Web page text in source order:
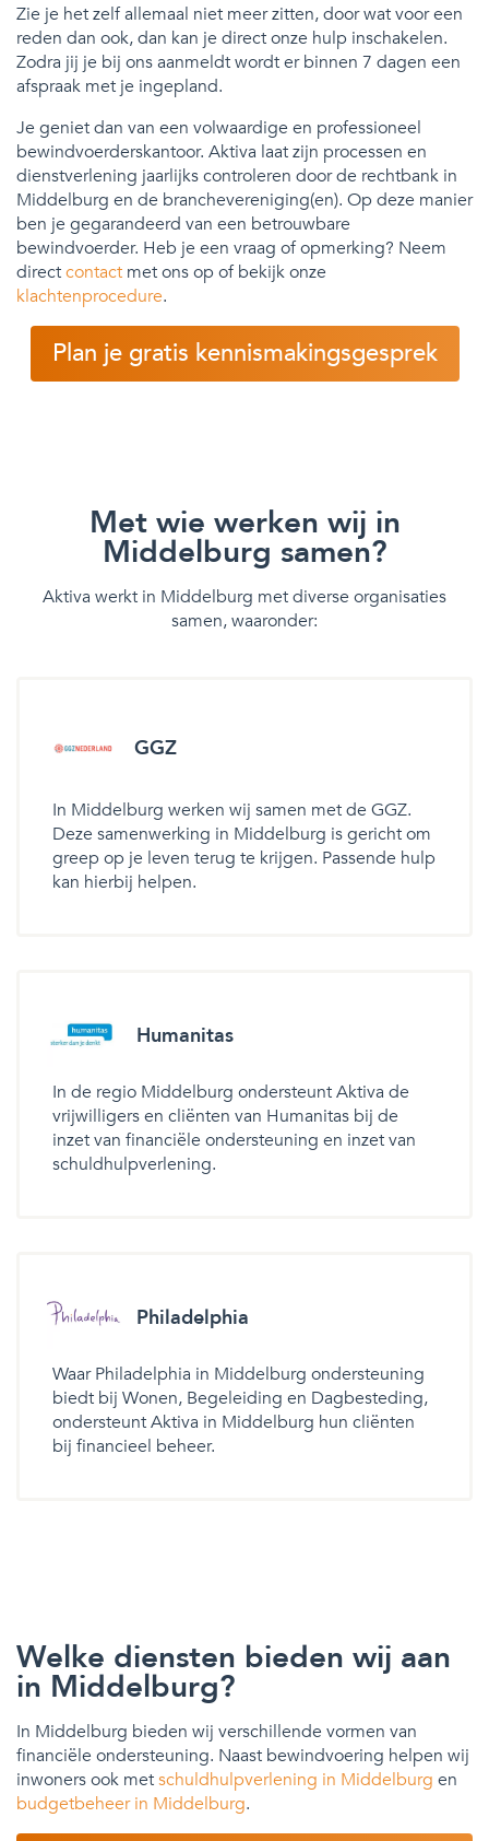
Zie je het zelf allemaal niet meer zitten, door wat voor een
reden dan ook, dan kan je direct onze hulp inschakelen.
Zodra jij je bij ons aanmeldt wordt er binnen 7 dagen een
afspraak met je ingepland.
Je geniet dan van een volwaardige en professioneel
bewindvoerderskantoor. Aktiva laat zijn processen en
dienstverlening jaarlijks controleren door de rechtbank in
Middelburg en de branchevereniging(en). Op deze manier
ben je gegarandeerd van een betrouwbare
bewindvoerder. Heb je een vraag of opmerking? Neem
directcontact met ons op of bekijk onze
klachtenprocedure.
Plan je gratis kennismakingsgesprek
Met wie werken wij in
Middelburg samen?
Aktiva werkt in Middelburg met diverse organisaties
samen, waaronder:
GGZ
In Middelburg werken wij samen met de GGZ.
Deze samenwerking in Middelburg is gericht om
greep op je leven terug te krijgen. Passende hulp
kan hierbij helpen.
Humanitas
In de regio Middelburg ondersteunt Aktiva de
vrijwilligers en cliënten van Humanitas bij de
inzet van financiële ondersteuning en inzet van
schuldhulpverlening.
Philadelphia
Waar Philadelphia in Middelburg ondersteuning
biedt bij Wonen, Begeleiding en Dagbesteding,
ondersteunt Aktiva in Middelburg hun cliënten
bij financieel beheer.
Welke diensten bieden wij aan
in Middelburg?
In Middelburg bieden wij verschillende vormen van
financiële ondersteuning. Naast bewindvoering helpen wij
inwoners ook metschuldhulpverlening in Middelburg en
budgetbeheer in Middelburg.